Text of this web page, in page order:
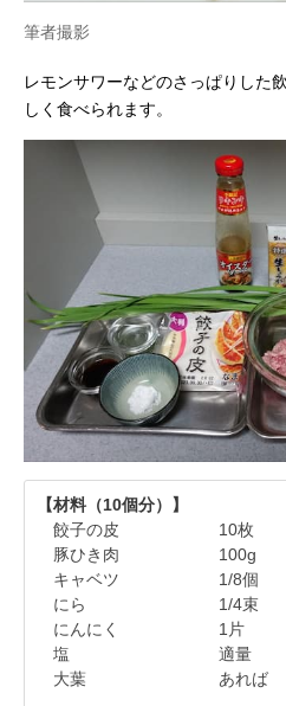
筆者撮影
レモンサワーなどのさっぱりした
しく食べられます。
【材料（10個分）】
餃子の皮 10枚
豚ひき肉 100g
キャベツ 1/8個
にら 1/4束
にんにく 1片
塩 適量
大葉 あれば